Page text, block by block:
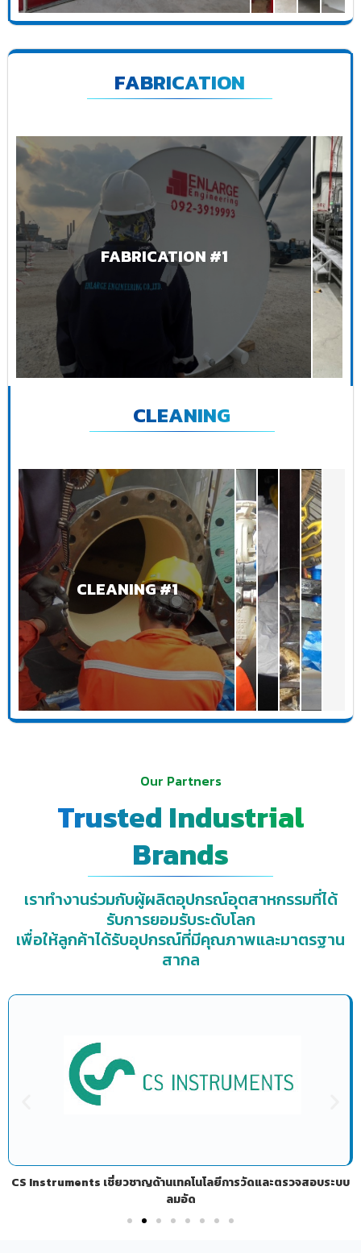
FABRICATION
FABRICATION #1
CLEANING
CLEANING #1
Our Partners
Trusted Industrial
Brands
เราทำงานร่วมกับผู้ผลิตอุปกรณ์อุตสาหกรรมที่ได้
รับการยอมรับระดับโลก
เพื่อให้ลูกค้าได้รับอุปกรณ์ที่มีคุณภาพและมาตรฐาน
สากล
CS Instruments เชี่ยวชาญด้านเทคโนโลยีการวัดและตรวจสอบระบบ
ลมอัด